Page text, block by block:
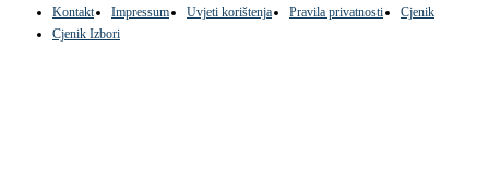
Kontakt Impressum Uvjeti korištenja Pravila privatnosti
Cjenik
Cjenik Izbori